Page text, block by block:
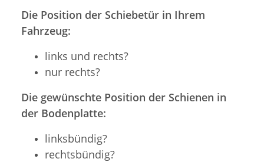
Die Position der Schiebetür in Ihrem
Fahrzeug:
links und rechts?
nur rechts?
Die gewünschte Position der Schienen in
der Bodenplatte:
linksbündig?
rechtsbündig?